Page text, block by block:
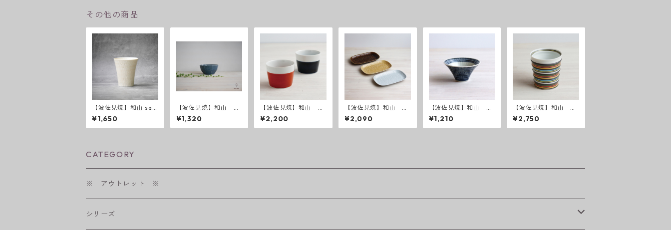
その他の商品
【波佐見焼】和山 saz
anami 反コップ
¥1,650
【波佐見焼】和山 ベ
ベルボウル（Ｍ）うす
瑠璃
¥1,320
【波佐見焼】和山 そ
ば猪口 半青・半赤2
個セット
¥2,200
【波佐見焼】和山 レ
リーフ・フラワーパレ
ード 長皿
¥2,090
【波佐見焼】和山 ボ
ーダー柄「藍駒」反り
碗小
¥1,210
【波佐見焼】和山 ワ
ビカップ カラーズレ
インボー
¥2,750
CATEGORY
※ アウトレット ※
シリーズ